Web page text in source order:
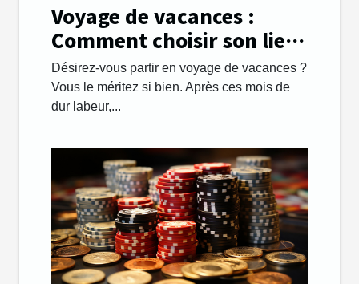
Voyage de vacances :
Comment choisir son lieu
de destination avec
succès ?
Désirez-vous partir en voyage de vacances ?
Vous le méritez si bien. Après ces mois de
dur labeur,...